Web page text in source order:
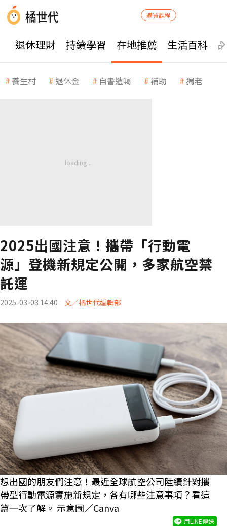
購買課程
退休理財 持續學習 在地推薦 生活百科
養生村 退休金 自書遺囑 補助 獨老
2025出國注意！攜帶「行動電
源」登機新規定公開，多家航空禁
託運
2025-03-03 14:40 文／橘世代編輯部
想出國的朋友們注意！最近全球航空公司陸續針對攜
帶型行動電源實施新規定，各有哪些注意事項？看這
篇一次了解。 示意圖／Canva
用LINE傳送